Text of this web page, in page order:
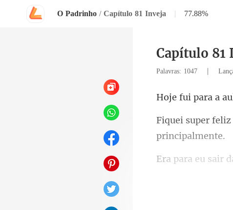
O Padrinho / Capítulo 81 Inveja | 77.88%
Capítulo 81
Palavras: 1047 |